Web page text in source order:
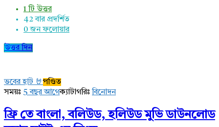
1 টি উত্তর
42বার প্রদর্শিত
0 জন ফলোয়ার
উত্তর দিন
ভবের হাট 🤘পণ্ডিত
সময়ঃ 5 বছর আগেক্যাটাগরিঃবিনোদন
ফ্রি তে বাংলা, বলিউড, হলিউড মুভি ডাউনলোড